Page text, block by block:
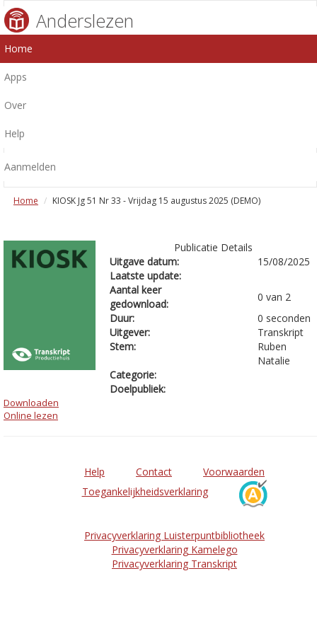
Anderslezen
Home
Apps
Over
Help
Aanmelden
Home KIOSK Jg 51 Nr 33 - Vrijdag 15 augustus 2025 (DEMO)
Publicatie Details
Uitgave datum:
15/08/2025
Laatste update:
Aantal keer
gedownload:
0 van 2
Duur:
0 seconden
Uitgever:
Transkript
Stem:
Ruben
Natalie
Categorie:
Doelpubliek:
Downloaden
Online lezen
Help Contact
Voorwaarden
Toegankelijkheidsverklaring
Privacyverklaring Luisterpuntbibliotheek
Privacyverklaring Kamelego
Privacyverklaring Transkript